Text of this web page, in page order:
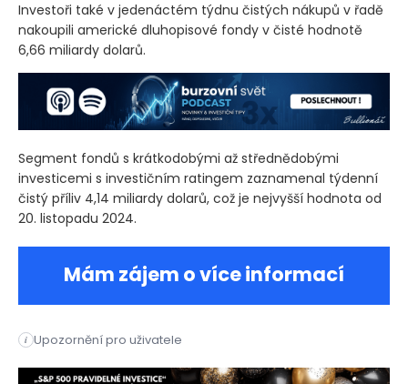
Investoři také v jedenáctém týdnu čistých nákupů v řadě
nakoupili americké dluhopisové fondy v čisté hodnotě
6,66 miliardy dolarů.
Segment fondů s krátkodobými až střednědobými
investicemi s investičním ratingem zaznamenal týdenní
čistý příliv 4,14 miliardy dolarů, což je nejvyšší hodnota od
20. listopadu 2024.
Mám zájem o více informací
i Upozornění pro uživatele
Americké akciové fondy zaznamenaly v týdnu do 2.